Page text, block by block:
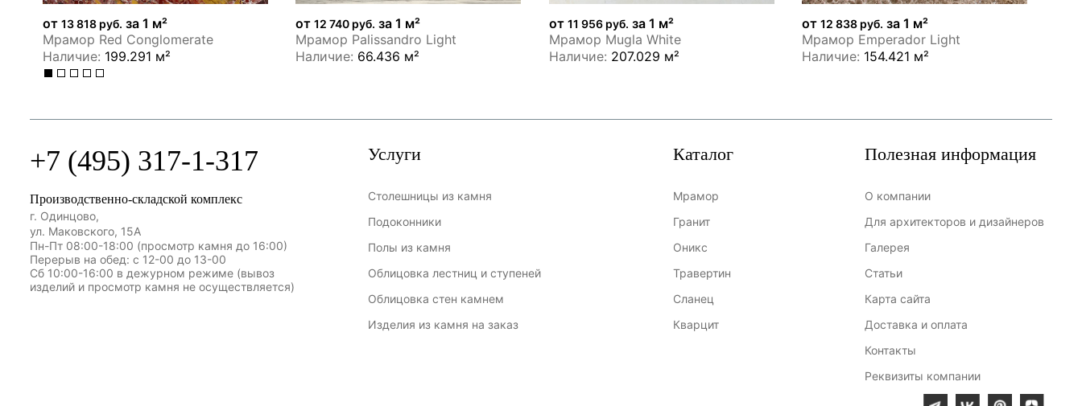
от 13 818 руб. за 1 м²
Мрамор Red Conglomerate
Наличие: 199.291 м²
от 12 740 руб. за 1 м²
Мрамор Palissandro Light
Наличие: 66.436 м²
от 11 956 руб. за 1 м²
Мрамор Mugla White
Наличие: 207.029 м²
от 12 838 руб. за 1 м²
Мрамор Emperador Light
Наличие: 154.421 м²
+7 (495) 317-1-317
Производственно-складской комплекс
г. Одинцово,
ул. Маковского, 15А
Пн-Пт 08:00-18:00 (просмотр камня до 16:00)
Перерыв на обед: с 12-00 до 13-00
Сб 10:00-16:00 в дежурном режиме (вывоз
изделий и просмотр камня не осуществляется)
Услуги
Столешницы из камня
Подоконники
Полы из камня
Облицовка лестниц и ступеней
Облицовка стен камнем
Изделия из камня на заказ
Каталог
Мрамор
Гранит
Оникс
Травертин
Сланец
Кварцит
Полезная информация
О компании
Для архитекторов и дизайнеров
Галерея
Статьи
Карта сайта
Доставка и оплата
Контакты
Реквизиты компании